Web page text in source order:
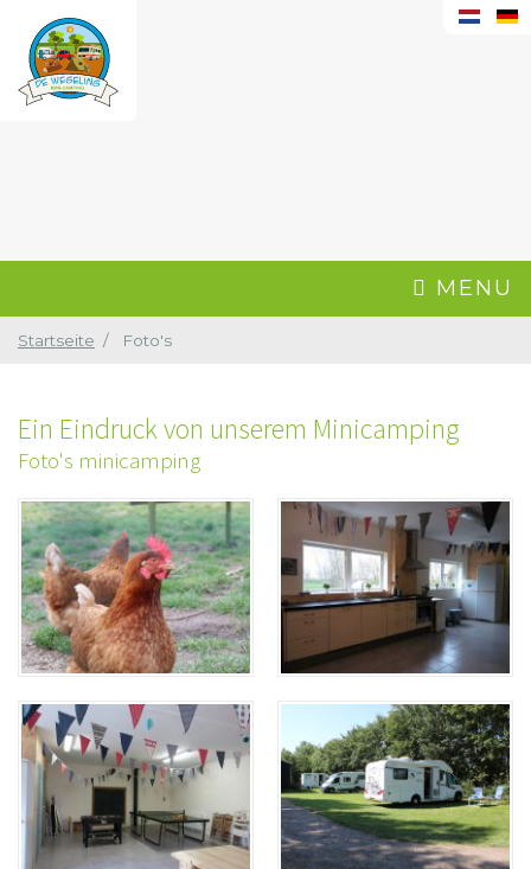
MENU
Startseite Foto's
Ein Eindruck von unserem Minicamping
Foto's minicamping